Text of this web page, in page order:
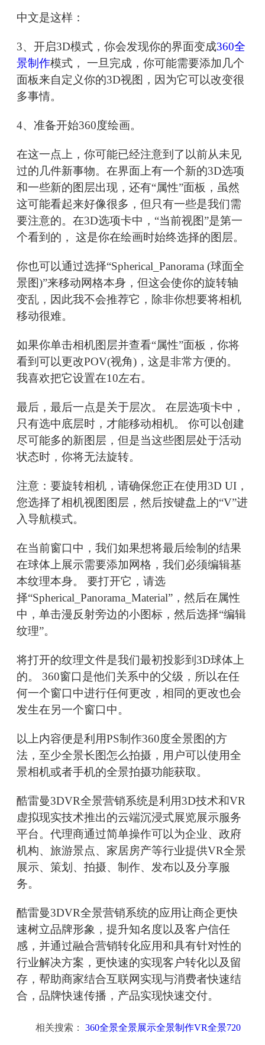
中文是这样：
3、开启3D模式，你会发现你的界面变成360全
景制作模式， 一旦完成，你可能需要添加几个
面板来自定义你的3D视图，因为它可以改变很
多事情。
4、准备开始360度绘画。
在这一点上，你可能已经注意到了以前从未见
过的几件新事物。在界面上有一个新的3D选项
和一些新的图层出现，还有“属性”面板，虽然
这可能看起来好像很多，但只有一些是我们需
要注意的。在3D选项卡中，“当前视图”是第一
个看到的， 这是你在绘画时始终选择的图层。
你也可以通过选择“Spherical_Panorama (球面全
景图)”来移动网格本身，但这会使你的旋转轴
变乱，因此我不会推荐它，除非你想要将相机
移动很难。
如果你单击相机图层并查看“属性”面板，你将
看到可以更改POV(视角)，这是非常方便的。
我喜欢把它设置在10左右。
最后，最后一点是关于层次。 在层选项卡中，
只有选中底层时，才能移动相机。 你可以创建
尽可能多的新图层，但是当这些图层处于活动
状态时，你将无法旋转。
注意：要旋转相机，请确保您正在使用3D UI，
您选择了相机视图图层，然后按键盘上的“V”进
入导航模式。
在当前窗口中，我们如果想将最后绘制的结果
在球体上展示需要添加网格，我们必须编辑基
本纹理本身。 要打开它，请选
择“Spherical_Panorama_Material”，然后在属性
中，单击漫反射旁边的小图标，然后选择“编辑
纹理”。
将打开的纹理文件是我们最初投影到3D球体上
的。 360窗口是他们关系中的父级，所以在任
何一个窗口中进行任何更改，相同的更改也会
发生在另一个窗口中。
以上内容便是利用PS制作360度全景图的方
法，至少全景长图怎么拍摄，用户可以使用全
景相机或者手机的全景拍摄功能获取。
酷雷曼3DVR全景营销系统是利用3D技术和VR
虚拟现实技术推出的云端沉浸式展览展示服务
平台。代理商通过简单操作可以为企业、政府
机构、旅游景点、家居房产等行业提供VR全景
展示、策划、拍摄、制作、发布以及分享服
务。
酷雷曼3DVR全景营销系统的应用让商企更快
速树立品牌形象，提升知名度以及客户信任
感，并通过融合营销转化应用和具有针对性的
行业解决方案，更快速的实现客户转化以及留
存，帮助商家结合互联网实现与消费者快速结
合，品牌快速传播，产品实现快速交付。
相关搜索： 360全景全景展示全景制作VR全景720